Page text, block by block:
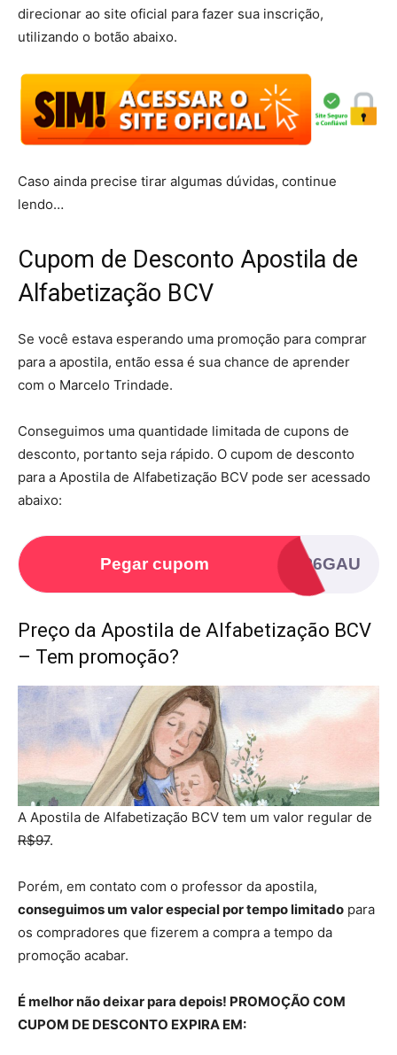
direcionar ao site oficial para fazer sua inscrição,
utilizando o botão abaixo.
Caso ainda precise tirar algumas dúvidas, continue
lendo…
Cupom de Desconto Apostila de
Alfabetização BCV
Se você estava esperando uma promoção para comprar
para a apostila, então essa é sua chance de aprender
com o Marcelo Trindade.
Conseguimos uma quantidade limitada de cupons de
desconto, portanto seja rápido. O cupom de desconto
para a Apostila de Alfabetização BCV pode ser acessado
abaixo:
Pegar cupom GAJP6GAU
Preço da Apostila de Alfabetização BCV
– Tem promoção?
A Apostila de Alfabetização BCV tem um valor regular de
R$97.
Porém, em contato com o professor da apostila,
conseguimos um valor especial por tempo limitado para
os compradores que fizerem a compra a tempo da
promoção acabar.
É melhor não deixar para depois! PROMOÇÃO COM
CUPOM DE DESCONTO EXPIRA EM: